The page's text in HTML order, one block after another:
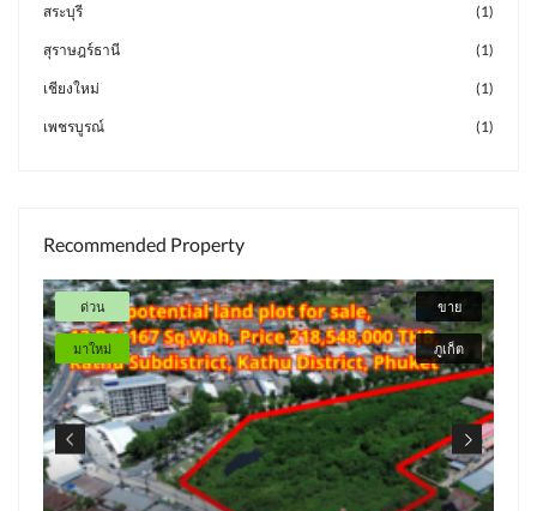
สระบุรี (1)
สุราษฎร์ธานี (1)
เชียงใหม่ (1)
เพชรบูรณ์ (1)
Recommended Property
ด่วน
มาใหม่
ขาย
ภูเก็ต